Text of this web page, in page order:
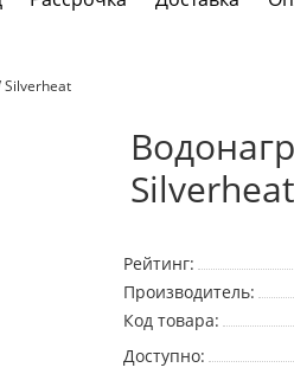
Silverheat
Silverheat
Рейтинг:
Производитель:
Код товара:
Доступно: